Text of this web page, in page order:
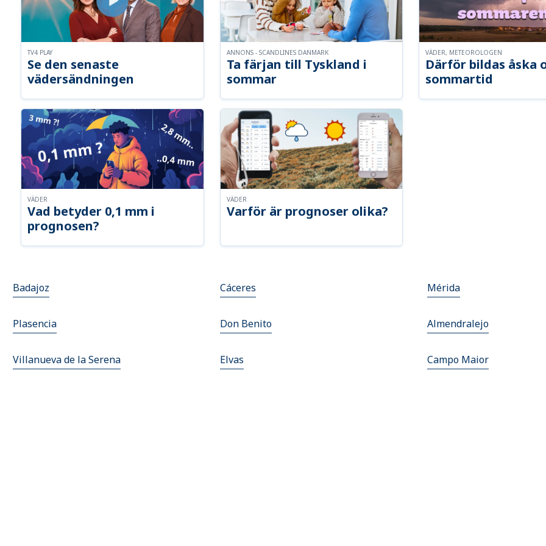
Se den senaste
vädersändningen
TV4 PLAY
Ta färjan till Tyskland i
sommar
ANNONS - SCANDLINES DANMARK
Därför bildas åska
sommartid
VÄDER, METEOROLOGEN
Vad betyder 0,1 mm i
prognosen?
VÄDER
Varför är prognoser olika?
VÄDER
Badajoz Cáceres Mérida
Plasencia Don Benito Almendralejo
Villanueva de la Serena Elvas Campo Maior